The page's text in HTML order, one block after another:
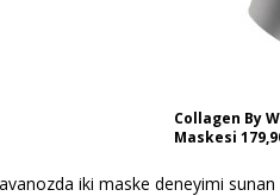
Collagen By
Maskesi
iki maske deneyimi